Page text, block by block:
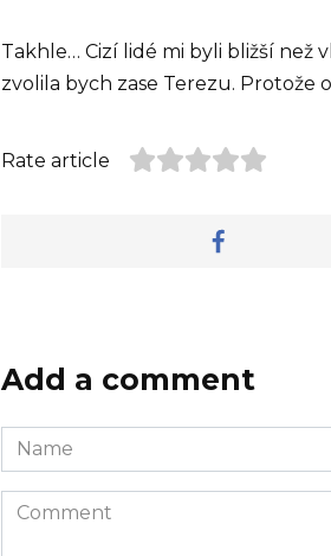
Takhle… Cizí lidé mi byli bližší než
zvolila bych zase Terezu. Protože
Rate article
Add a comment
Name
*
Comment